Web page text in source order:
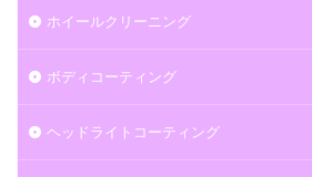
ホイールクリーニング
ボディコーティング
ヘッドライトコーティング